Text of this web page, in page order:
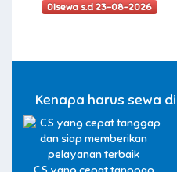
Disewa s.d 23-08-2026
Kenapa harus sewa di